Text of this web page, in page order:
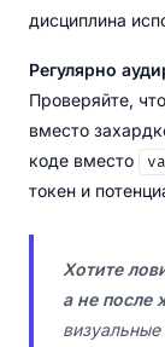
дисциплина
Регулярно
Проверяйте,
вместо
коде вместо
токен и
Хотите
а не после